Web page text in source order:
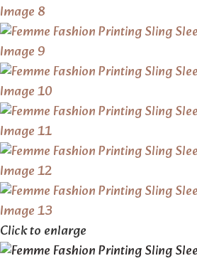
Click to enlarge